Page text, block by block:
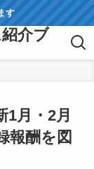
す
介ブ
1月・2月
報酬を図